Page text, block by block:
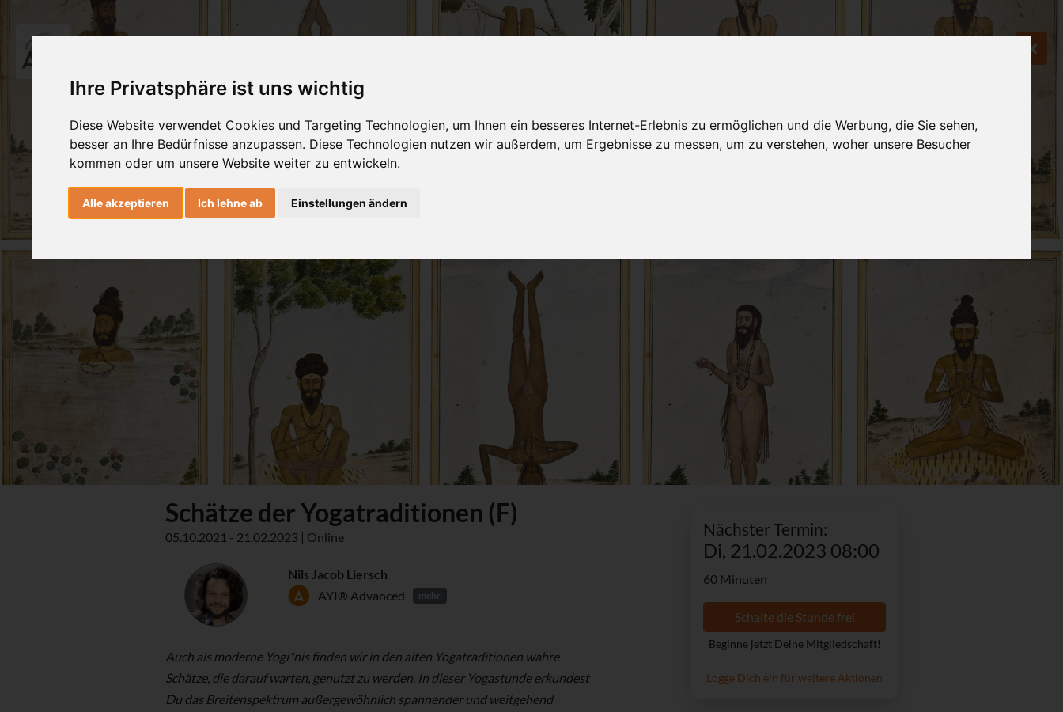
Ihre Privatsphäre ist uns wichtig
Diese Website verwendet Cookies und Targeting Technologien, um Ihnen ein besseres Internet-Erlebnis zu ermöglichen und die Werbung, die Sie sehen,
besser an Ihre Bedürfnisse anzupassen. Diese Technologien nutzen wir außerdem, um Ergebnisse zu messen, um zu verstehen, woher unsere Besucher
kommen oder um unsere Website weiter zu entwickeln.
Alle akzeptieren Ich lehne ab Einstellungen ändern
Nächster Termin:
Di, 21.02.2023 08:00
60 Minuten
Schalte die Stunde frei
Beginne jetzt Deine Mitgliedschaft!
Logge Dich ein für weitere Aktionen
Schätze der Yogatraditionen (F)
05.10.2021 - 21.02.2023 | Online
Nils Jacob Liersch
AYI® Advanced
mehr
Auch als moderne Yogi*nis finden wir in den alten Yogatraditionen wahre
Schätze, die darauf warten, genutzt zu werden. In dieser Yogastunde erkundest
Du das Breitenspektrum außergewöhnlich spannender und weitgehend